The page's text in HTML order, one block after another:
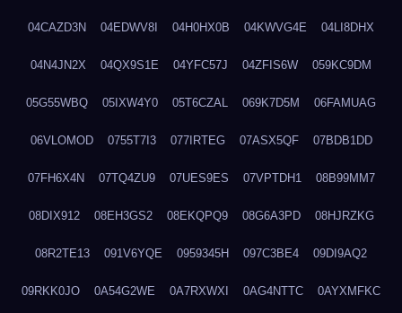
04CAZD3N 04EDWV8I 04H0HX0B 04KWVG4E 04LI8DHX
04N4JN2X 04QX9S1E 04YFC57J 04ZFIS6W 059KC9DM
05G55WBQ 05IXW4Y0 05T6CZAL 069K7D5M 06FAMUAG
06VLOMOD 0755T7I3 077IRTEG 07ASX5QF 07BDB1DD
07FH6X4N 07TQ4ZU9 07UES9ES 07VPTDH1 08B99MM7
08DIX912 08EH3GS2 08EKQPQ9 08G6A3PD 08HJRZKG
08R2TE13 091V6YQE 0959345H 097C3BE4 09DI9AQ2
09RKK0JO 0A54G2WE 0A7RXWXI 0AG4NTTC 0AYXMFKC